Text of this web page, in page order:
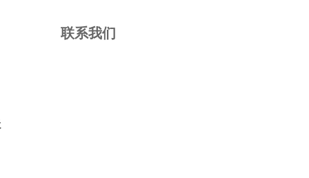
联系我们